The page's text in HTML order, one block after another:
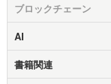
ブロックチェーン
AI
書籍関連